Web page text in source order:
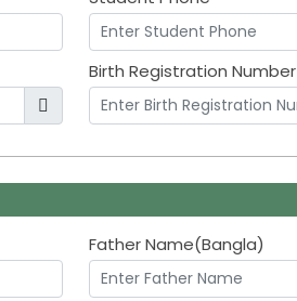
Birth Registration Number
Father Name(Bangla)